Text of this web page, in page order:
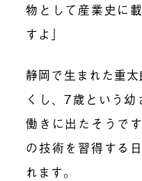
物として産業史に
すよ」
静岡で生まれた重
くし、7歳という
働きに出たそうで
の技術を習得する
れます。